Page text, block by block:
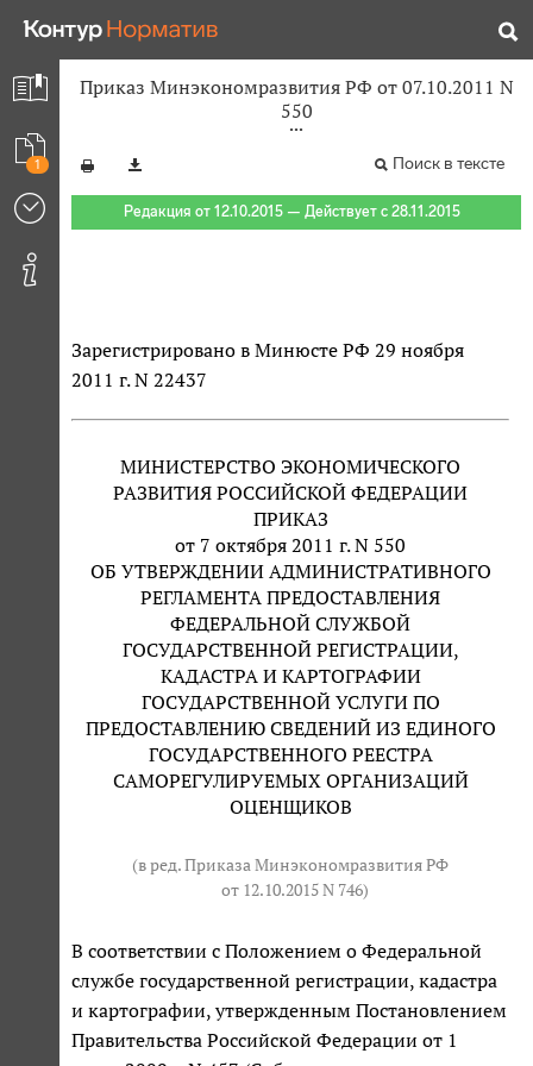
1
Приказ Минэкономразвития РФ от 07.10.2011 N
550
Поиск в тексте
Редакция от 12.10.2015 — Действует с 28.11.2015
Зарегистрировано в Минюсте РФ 29 ноября
2011 г. N 22437
МИНИСТЕРСТВО ЭКОНОМИЧЕСКОГО
РАЗВИТИЯ РОССИЙСКОЙ ФЕДЕРАЦИИ
ПРИКАЗ
от 7 октября 2011 г. N 550
ОБ УТВЕРЖДЕНИИ АДМИНИСТРАТИВНОГО
РЕГЛАМЕНТА ПРЕДОСТАВЛЕНИЯ
ФЕДЕРАЛЬНОЙ СЛУЖБОЙ
ГОСУДАРСТВЕННОЙ РЕГИСТРАЦИИ,
КАДАСТРА И КАРТОГРАФИИ
ГОСУДАРСТВЕННОЙ УСЛУГИ ПО
ПРЕДОСТАВЛЕНИЮ СВЕДЕНИЙ ИЗ ЕДИНОГО
ГОСУДАРСТВЕННОГО РЕЕСТРА
САМОРЕГУЛИРУЕМЫХ ОРГАНИЗАЦИЙ
ОЦЕНЩИКОВ
(в ред. Приказа Минэкономразвития РФ
от 12.10.2015 N 746)
В соответствии с Положением о Федеральной
службе государственной регистрации, кадастра
и картографии, утвержденным Постановлением
Правительства Российской Федерации от 1